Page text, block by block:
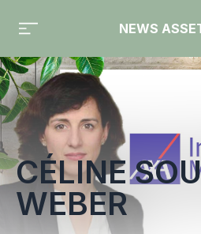
NEWS
Toute l'actualité sur le tag
CÉLINE
WEBER